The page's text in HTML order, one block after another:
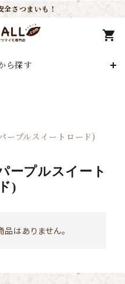
全さつまいも！
shopping_cart
ら探す
ープルスイートロード)
ープルスイート
)
はありません。